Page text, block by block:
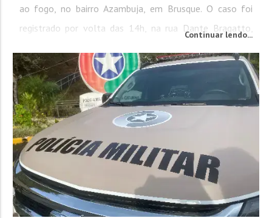
ao fogo, no bairro Azambuja, em Brusque. O caso foi
registrado por volta das 14h, na rua Dante Bragatto,
combate a incêndio e uma ambulância dos...
Continuar lendo...